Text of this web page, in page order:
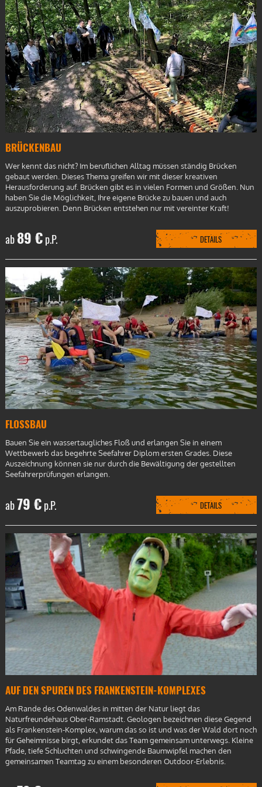
BRÜCKENBAU
Wer kennt das nicht? Im beruflichen Alltag müssen ständig Brücken
gebaut werden. Dieses Thema greifen wir mit dieser kreativen
Herausforderung auf. Brücken gibt es in vielen Formen und Größen. Nun
haben Sie die Möglichkeit, Ihre eigene Brücke zu bauen und auch
auszuprobieren. Denn Brücken entstehen nur mit vereinter Kraft!
ab89 €p.P. DETAILS
FLOSSBAU
Bauen Sie ein wassertaugliches Floß und erlangen Sie in einem
Wettbewerb das begehrte Seefahrer Diplom ersten Grades. Diese
Auszeichnung können sie nur durch die Bewältigung der gestellten
Seefahrerprüfungen erlangen.
ab79 €p.P. DETAILS
AUF DEN SPUREN DES FRANKENSTEIN-KOMPLEXES
Am Rande des Odenwaldes in mitten der Natur liegt das
Naturfreundehaus Ober-Ramstadt. Geologen bezeichnen diese Gegend
als Frankenstein-Komplex, warum das so ist und was der Wald dort noch
für Geheimnisse birgt, erkundet das Team gemeinsam unterwegs. Kleine
Pfade, tiefe Schluchten und schwingende Baumwipfel machen den
gemeinsamen Teamtag zu einem besonderen Outdoor-Erlebnis.